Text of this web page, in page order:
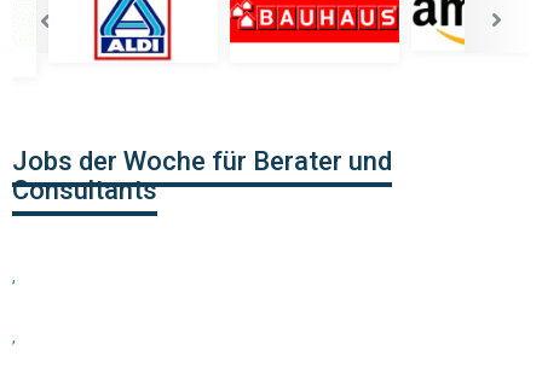
Jobs der Woche für Berater und
Consultants
,
,